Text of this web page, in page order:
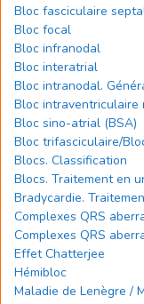
Bloc fasciculaire
Bloc focal
Bloc infranodal
Bloc interatrial
Bloc intranodal.
Bloc intraventriculaire
Bloc sino-atrial (BSA)
Bloc trifasciculaire/
Blocs. Classification
Blocs. Traitement en
Bradycardie.
Complexes QRS
Complexes QRS
Effet Chatterjee
Hémibloc
Maladie de Lenègre /